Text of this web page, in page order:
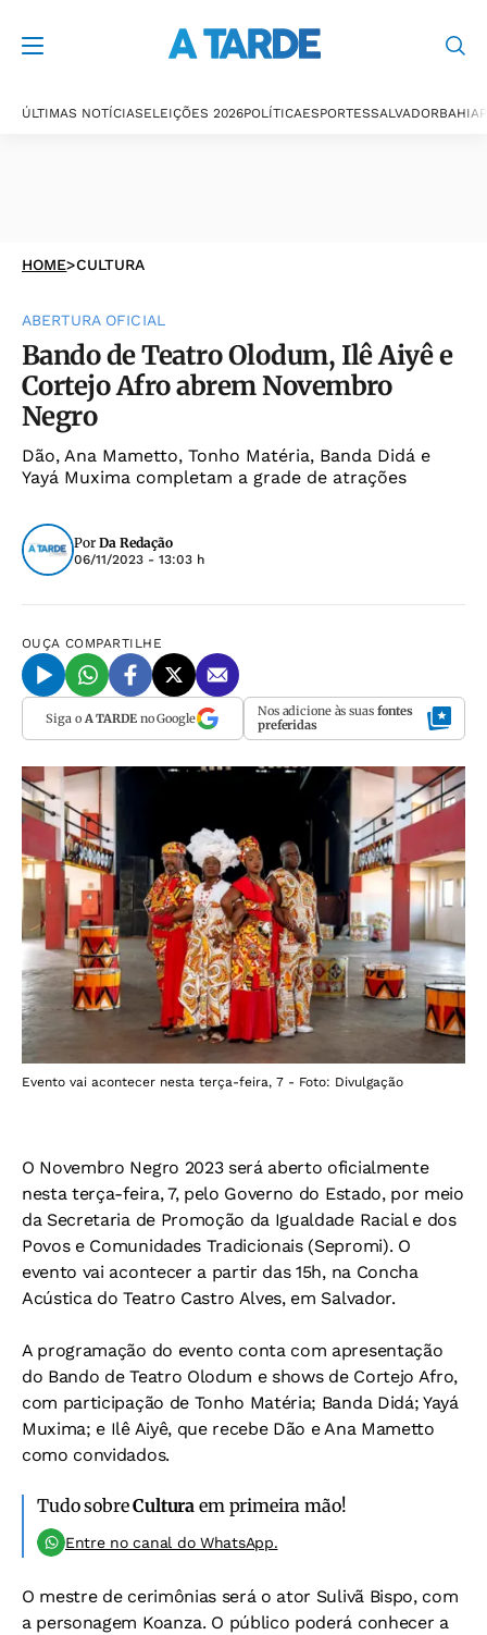
ÚLTIMAS NOTÍCIASELEIÇÕES 2026POLÍTICAESPORTESSALVADORBAHIA
HOME>CULTURA
ABERTURA OFICIAL
Bando de Teatro Olodum, Ilê Aiyê e
Cortejo Afro abrem Novembro
Negro
Dão, Ana Mametto, Tonho Matéria, Banda Didá e
Yayá Muxima completam a grade de atrações
Por Da Redação
06/11/2023 - 13:03 h
OUÇA COMPARTILHE
Siga o A TARDEno Google Nos adicione às suas fontes
preferidas
Evento vai acontecer nesta terça-feira, 7 - Foto: Divulgação
O Novembro Negro 2023 será aberto oficialmente
nesta terça-feira, 7, pelo Governo do Estado, por meio
da Secretaria de Promoção da Igualdade Racial e dos
Povos e Comunidades Tradicionais (Sepromi). O
evento vai acontecer a partir das 15h, na Concha
Acústica do Teatro Castro Alves, em Salvador.
A programação do evento conta com apresentação
do Bando de Teatro Olodum e shows de Cortejo Afro,
com participação de Tonho Matéria; Banda Didá; Yayá
Muxima; e Ilê Aiyê, que recebe Dão e Ana Mametto
como convidados.
Tudo sobreCultura em primeira mão!
Entre no canal do WhatsApp.
O mestre de cerimônias será o ator Sulivã Bispo, com
a personagem Koanza. O público poderá conhecer a